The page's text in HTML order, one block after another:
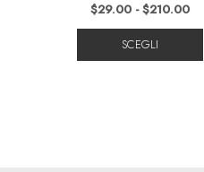
$29.00 - $210.00
SCEGLI